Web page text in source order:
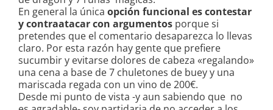
En general la única opción funcional es contestar
y contraatacar con argumentos porque si
pretendes que el comentario desaparezca lo llevas
claro. Por esta razón hay gente que prefiere
sucumbir y evitarse dolores de cabeza «regalando»
una cena a base de 7 chuletones de buey y una
mariscada regada con un vino de 200€.
Desde mi punto de vista -y aun sabiendo que no